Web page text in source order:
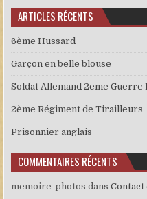
ARTICLES RÉCENTS
6ème Hussard
Garçon en belle blouse
Soldat Allemand 2eme Guerre
2ème Régiment de Tirailleurs
Prisonnier anglais
COMMENTAIRES RÉCENTS
memoire-photos dans